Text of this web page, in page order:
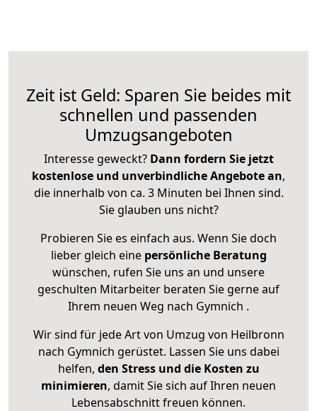
Zeit ist Geld: Sparen Sie beides mit
schnellen und passenden
Umzugsangeboten
Interesse geweckt? Dann fordern Sie jetzt
kostenlose und unverbindliche Angebote an,
die innerhalb von ca. 3 Minuten bei Ihnen sind.
Sie glauben uns nicht?
Probieren Sie es einfach aus. Wenn Sie doch
lieber gleich eine persönliche Beratung
wünschen, rufen Sie uns an und unsere
geschulten Mitarbeiter beraten Sie gerne auf
Ihrem neuen Weg nach Gymnich .
Wir sind für jede Art von Umzug von Heilbronn
nach Gymnich gerüstet. Lassen Sie uns dabei
helfen, den Stress und die Kosten zu
minimieren, damit Sie sich auf Ihren neuen
Lebensabschnitt freuen können.